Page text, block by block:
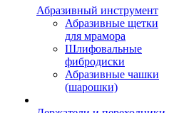
Абразивный инструмент
Абразивные щетки
для мрамора
Шлифовальные
фибродиски
Абразивные чашки
(шарошки)